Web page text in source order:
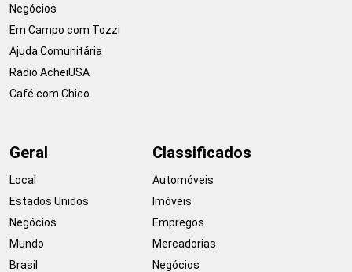
Negócios
Em Campo com Tozzi
Ajuda Comunitária
Rádio AcheiUSA
Café com Chico
Geral
Local
Estados Unidos
Negócios
Mundo
Brasil
Classificados
Automóveis
Imóveis
Empregos
Mercadorias
Negócios